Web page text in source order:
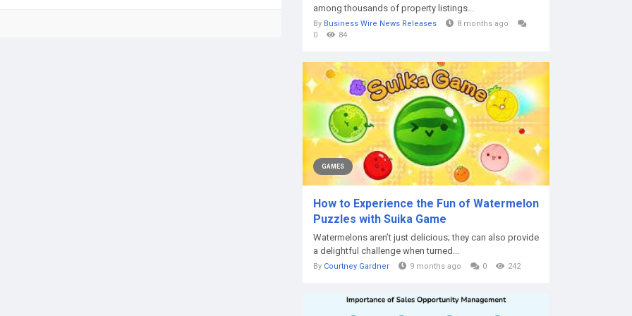
among thousands of property listings...
By Business Wire News Releases
8 months ago
0
84
GAMES
How to Experience the Fun of Watermelon
Puzzles with Suika Game
Watermelons aren’t just delicious; they can also provide
a delightful challenge when turned...
By Courtney Gardner 9 months ago 0 242